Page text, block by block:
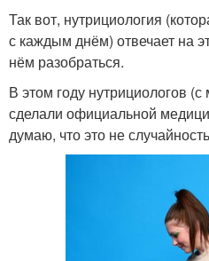
Так вот, нутрициология
с каждым днём) отвечает на
нём разобраться.
В этом году нутрициологов
сделали официальной
думаю, что это не